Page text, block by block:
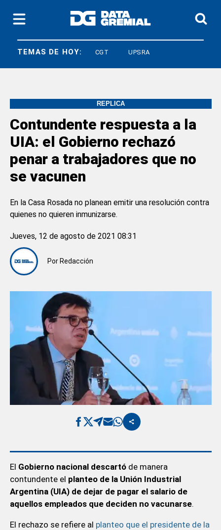
TEMAS DE HOY:
LEY BASES CGT UPSRA
RÉPLICA
Contundente respuesta a la
UIA: el Gobierno rechazó
penar a trabajadores que no
se vacunen
En la Casa Rosada no planean emitir una resolución contra
quienes no quieren inmunizarse.
Por Redacción
Jueves, 12 de agosto de 2021 08:31
El Gobierno nacional descartó de manera
contundente el planteo de la Unión Industrial
Argentina (UIA) de dejar de pagar el salario de
aquellos empleados que deciden no vacunarse.
El rechazo se refiere al planteo que el presidente de la